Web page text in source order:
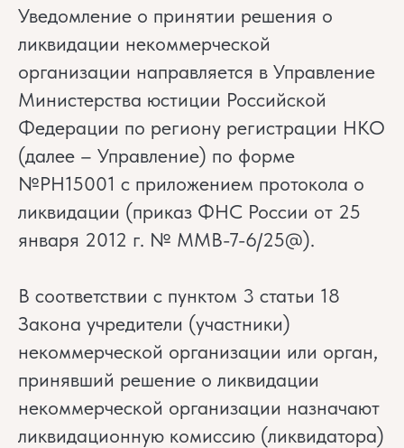
Уведомление о принятии решения о
ликвидации некоммерческой
организации направляется в Управление
Министерства юстиции Российской
Федерации по региону регистрации НКО
(далее – Управление) по форме
№РН15001 с приложением протокола о
ликвидации (приказ ФНС России от 25
января 2012 г. № ММВ-7-6/25@).
В соответствии с пунктом 3 статьи 18
Закона учредители (участники)
некоммерческой организации или орган,
принявший решение о ликвидации
некоммерческой организации назначают
ликвидационную комиссию (ликвидатора)